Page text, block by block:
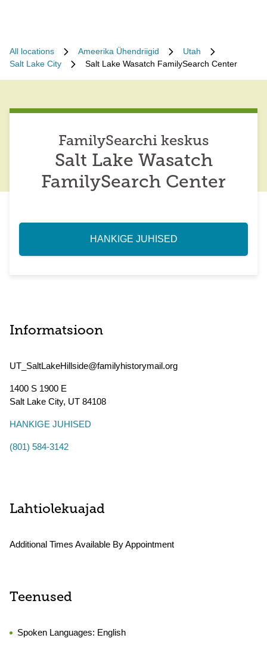
All locations Ameerika Ühendriigid
Utah
Salt Lake City
Salt Lake Wasatch FamilySearch Center
FamilySearchi keskus
Salt Lake Wasatch
FamilySearch Center
HANKIGE JUHISED
Informatsioon
UT_SaltLakeHillside@familyhistorymail.org
1400 S 1900 E
Salt Lake City, UT 84108
HANKIGE JUHISED
(801) 584-3142
Lahtiolekuajad
Additional Times Available By Appointment
Teenused
Spoken Languages: English